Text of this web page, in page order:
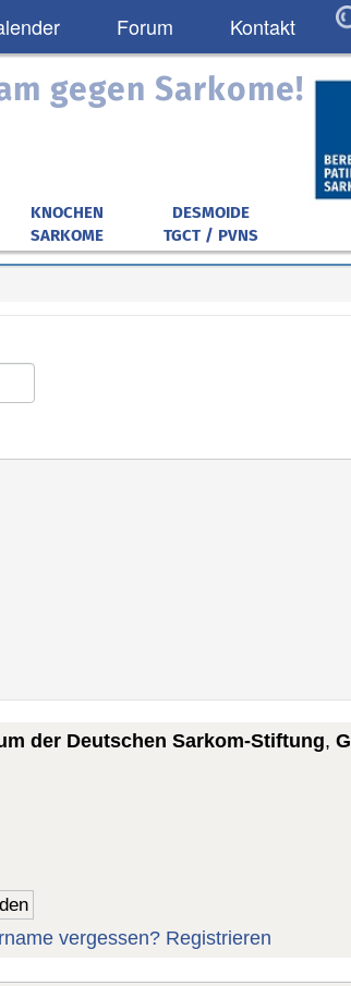
Forum Kontakt
gegen Sarkome!
KNOCHEN
SARKOME
DESMOIDE
TGCT / PVNS
der Deutschen Sarkom-Stiftung,
vergessen? Registrieren